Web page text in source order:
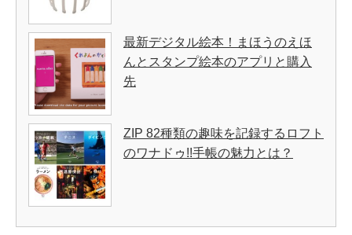
最新デジタル絵本！まほうのえほ
んとスタンプ絵本のアプリと購入
先
ZIP 82種類の趣味を記録するロフト
のワナドゥ!!手帳の魅力とは？